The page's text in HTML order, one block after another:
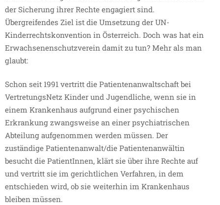
der Sicherung ihrer Rechte engagiert sind.
Übergreifendes Ziel ist die Umsetzung der UN-
Kinderrechtskonvention in Österreich. Doch was hat ein
Erwachsenenschutzverein damit zu tun? Mehr als man
glaubt:
Schon seit 1991 vertritt die Patientenanwaltschaft bei
VertretungsNetz Kinder und Jugendliche, wenn sie in
einem Krankenhaus aufgrund einer psychischen
Erkrankung zwangsweise an einer psychiatrischen
Abteilung aufgenommen werden müssen. Der
zuständige Patientenanwalt/die Patientenanwältin
besucht die PatientInnen, klärt sie über ihre Rechte auf
und vertritt sie im gerichtlichen Verfahren, in dem
entschieden wird, ob sie weiterhin im Krankenhaus
bleiben müssen.